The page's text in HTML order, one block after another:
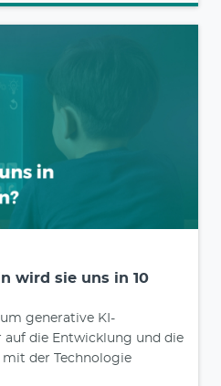
wird sie uns in 10
generative KI-
auf die Entwicklung und die
der Technologie